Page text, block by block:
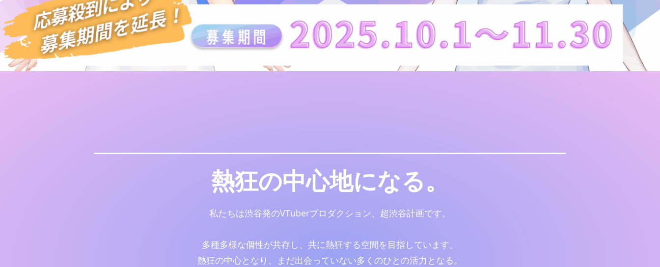
熱狂の中心地になる。
私たちは渋谷発のVTuberプロダクション、超渋谷計画です。
多種多様な個性が共存し、共に熱狂する空間を目指しています。
熱狂の中心となり、まだ出会っていない多くのひとの活力となる。